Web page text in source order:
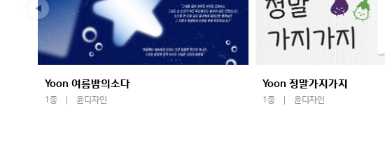
Yoon 여름밤의소다
1종 윤디자인
Yoon 정말가지가지
1종 윤디자인